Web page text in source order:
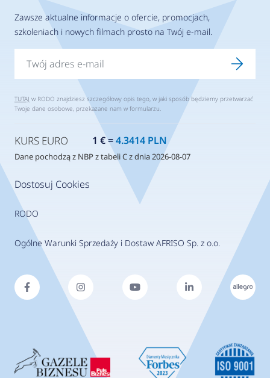
Dostosuj Cookies
RODO
Ogólne Warunki Sprzedaży i Dostaw AFRISO Sp. z o.o.
Zawsze aktualne informacje o ofercie, promocjach,
szkoleniach i nowych filmach prosto na Twój e-mail.
TUTAJ w RODO znajdziesz szczegółowy opis tego, w jaki sposób będziemy przetwarzać
Twoje dane osobowe, przekazane nam w formularzu.
KURS EURO 1 € =4.3414 PLN
Dane pochodzą z NBP z tabeli C z dnia 2026-08-07